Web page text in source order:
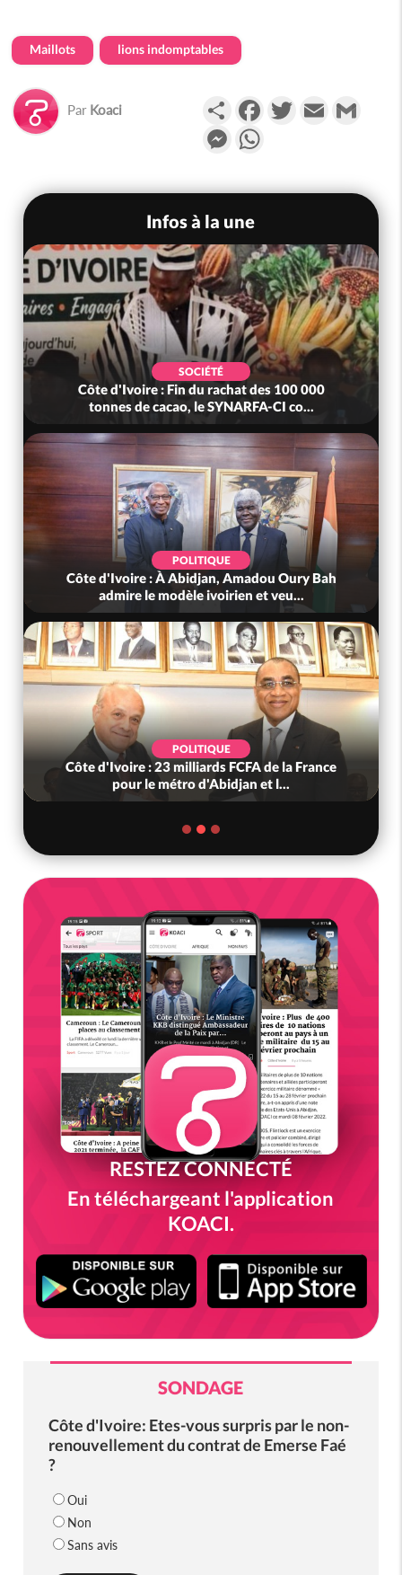
Maillots lions indomptables
Par Koaci PartagerFacebookTwitterEmail
Messenger
Infos à la une
SOCIÉTÉ
Côte d'Ivoire : Fin du rachat des 100 000
tonnes de cacao, le SYNARFA-CI co...
POLITIQUE
Côte d'Ivoire : À Abidjan, Amadou Oury Bah
admire le modèle ivoirien et veu...
POLITIQUE
Côte d'Ivoire : 23 milliards FCFA de la France
pour le métro d'Abidjan et l...
RESTEZ CONNECTÉ
En téléchargeant l'application
KOACI.
SONDAGE
Côte d'Ivoire: Etes-vous surpris par le non-
renouvellement du contrat de Emerse Faé
?
Oui
Non
Sans avis